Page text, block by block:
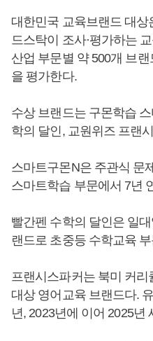
대한민국 교육브랜드 대
드스탁이 조사·평가하는
산업 부문별 약 500개 브
을 평가한다.
수상 브랜드는 구몬학습
학의 달인, 교원위즈 프랜
스마트구몬N은 주관식 문
스마트학습 부문에서 7년
빨간펜 수학의 달인은 일
랜드로 초중등 수학교육
프랜시스파커는 북미 커
대상 영어교육 브랜드다.
년, 2023년에 이어 2025년